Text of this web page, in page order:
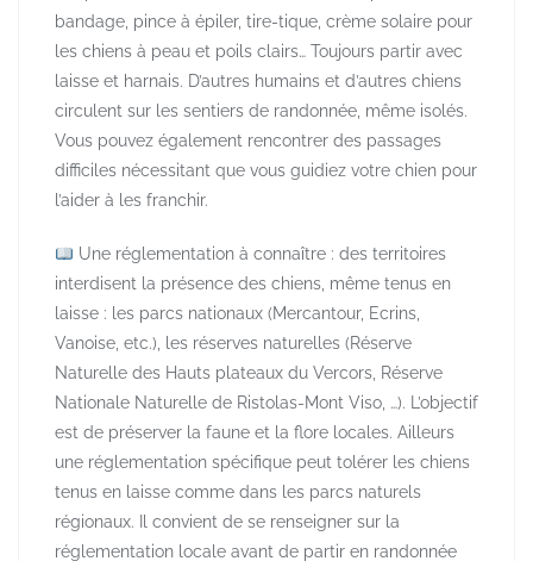
bandage, pince à épiler, tire-tique, crème solaire pour
les chiens à peau et poils clairs… Toujours partir avec
laisse et harnais. D’autres humains et d’autres chiens
circulent sur les sentiers de randonnée, même isolés.
Vous pouvez également rencontrer des passages
difficiles nécessitant que vous guidiez votre chien pour
l’aider à les franchir.
Une réglementation à connaître : des territoires
interdisent la présence des chiens, même tenus en
laisse : les parcs nationaux (Mercantour, Ecrins,
Vanoise, etc.), les réserves naturelles (Réserve
Naturelle des Hauts plateaux du Vercors, Réserve
Nationale Naturelle de Ristolas-Mont Viso, …). L’objectif
est de préserver la faune et la flore locales. Ailleurs
une réglementation spécifique peut tolérer les chiens
tenus en laisse comme dans les parcs naturels
régionaux. Il convient de se renseigner sur la
réglementation locale avant de partir en randonnée